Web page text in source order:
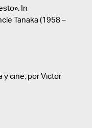
In
Tanaka (1958 –
y cine, por Victor